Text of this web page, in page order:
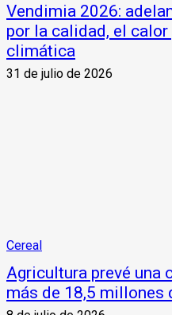
Vendimia 2026:
por la calidad, el
climática
31 de julio de 2026
Cereal
Agricultura prevé una
más de 18,5 millones